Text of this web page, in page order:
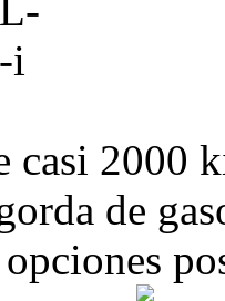
casi 2000
de